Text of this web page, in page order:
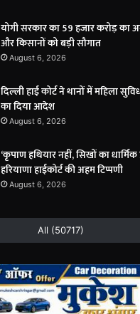
योगी सरकार का 59 हजार करोड़ का
और किसानों को बड़ी सौगात
August 6, 2026
दिल्ली हाई कोर्ट ने थानों में महिला
का दिया आदेश
August 6, 2026
‘कृपाण हथियार नहीं, सिखों का
हरियाणा हाईकोर्ट की अहम टिप्पणी
August 6, 2026
All (50717)